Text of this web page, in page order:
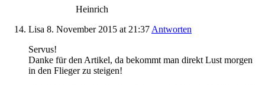
Heinrich
Lisa 8. November 2015 at 21:37 Antworten
Servus!
Danke für den Artikel, da bekommt man direkt Lust morgen
in den Flieger zu steigen!